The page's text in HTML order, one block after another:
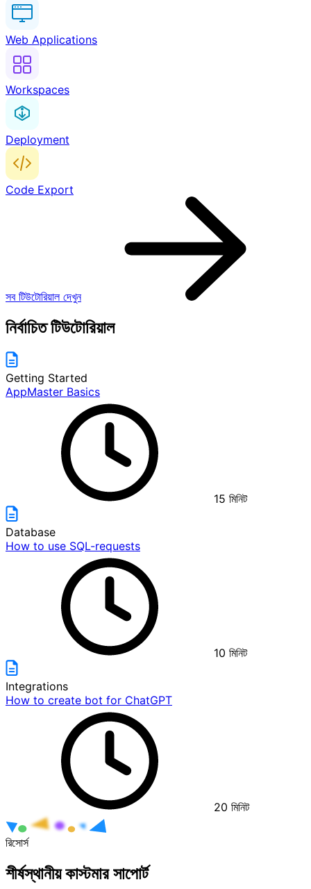
Web Applications
Workspaces
Deployment
Code Export
সব টিউটোরিয়াল দেখুন
নির্বাচিত টিউটোরিয়াল
Getting Started
AppMaster Basics
15 মিনিট
Database
How to use SQL-requests
10 মিনিট
Integrations
How to create bot for ChatGPT
20 মিনিট
রিসোর্স
শীর্ষস্থানীয় কাস্টমার সাপোর্ট